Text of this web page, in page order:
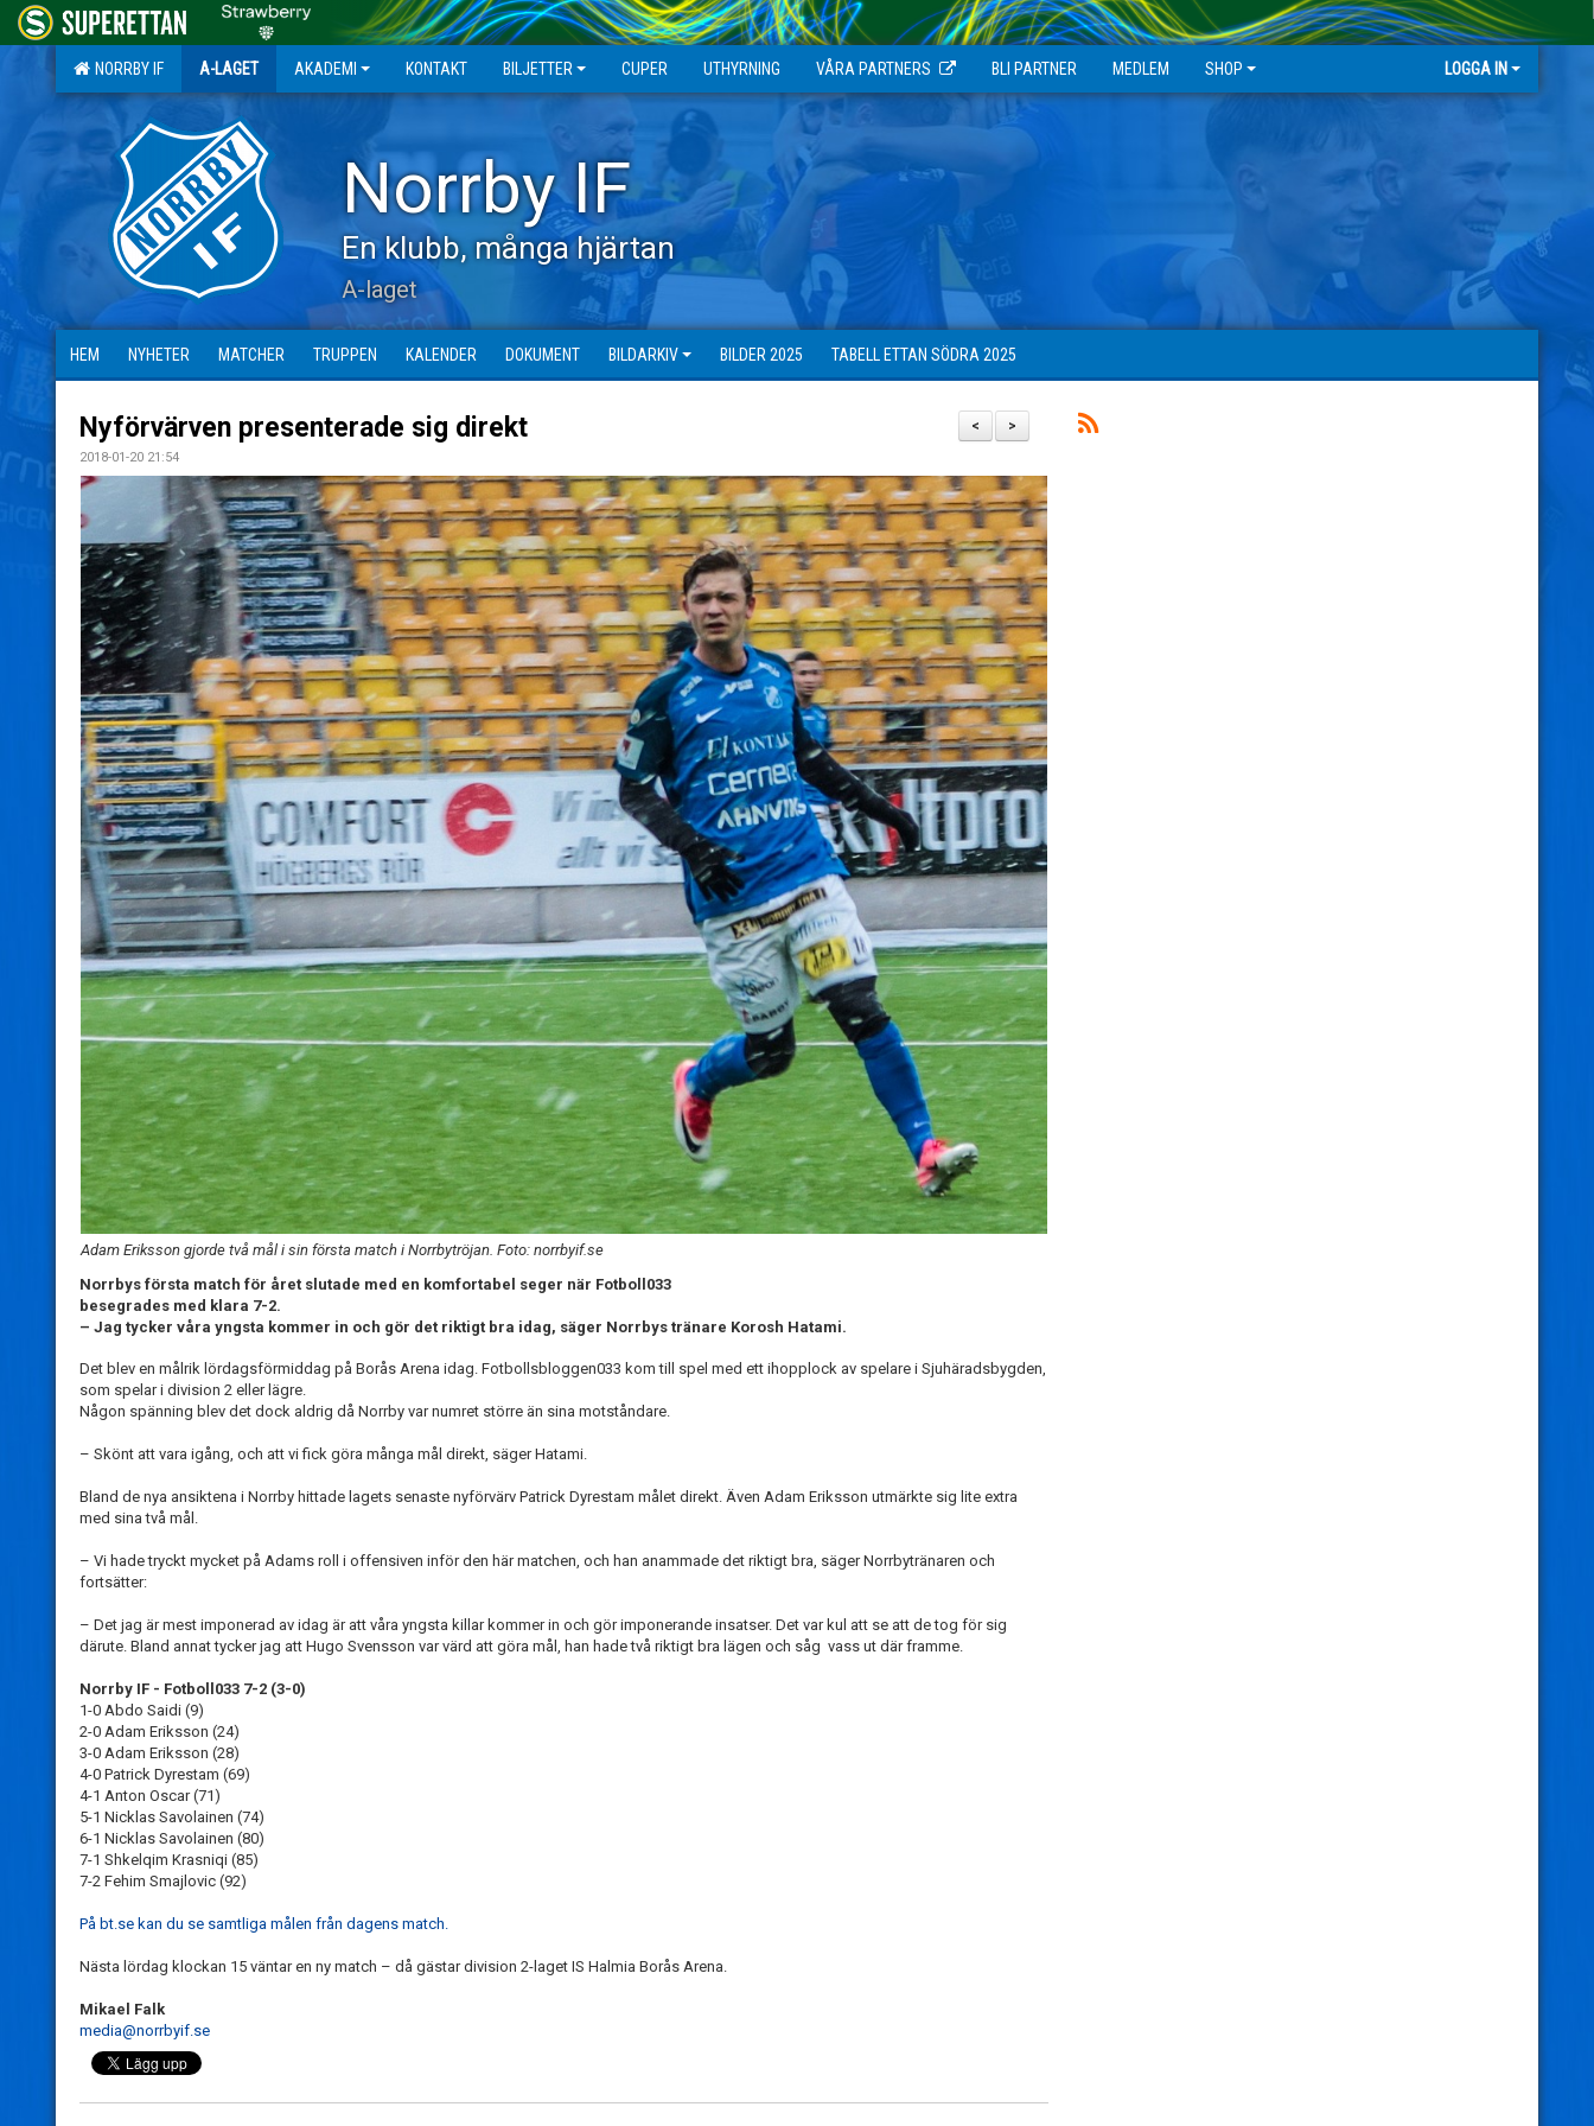
NORRBY IF A-LAGET AKADEMI KONTAKT BILJETTER CUPER UTHYRNING VÅRA PARTNERS BLI PARTNER MEDLEM SHOP LOGGA IN
Norrby IF
En klubb, många hjärtan
A-laget
HEM NYHETER MATCHER TRUPPEN KALENDER DOKUMENT BILDARKIV BILDER 2025 TABELL ETTAN SÖDRA 2025
>
<
Nyförvärven presenterade sig direkt
2018-01-20 21:54
Adam Eriksson gjorde två mål i sin första match i Norrbytröjan. Foto: norrbyif.se
Norrbys första match för året slutade med en komfortabel seger när Fotboll033
besegrades med klara 7-2.
– Jag tycker våra yngsta kommer in och gör det riktigt bra idag, säger Norrbys tränare Korosh Hatami.
Det blev en målrik lördagsförmiddag på Borås Arena idag. Fotbollsbloggen033 kom till spel med ett ihopplock av spelare i Sjuhäradsbygden,
som spelar i division 2 eller lägre.
Någon spänning blev det dock aldrig då Norrby var numret större än sina motståndare.
– Skönt att vara igång, och att vi fick göra många mål direkt, säger Hatami.
Bland de nya ansiktena i Norrby hittade lagets senaste nyförvärv Patrick Dyrestam målet direkt. Även Adam Eriksson utmärkte sig lite extra
med sina två mål.
– Vi hade tryckt mycket på Adams roll i offensiven inför den här matchen, och han anammade det riktigt bra, säger Norrbytränaren och
fortsätter:
– Det jag är mest imponerad av idag är att våra yngsta killar kommer in och gör imponerande insatser. Det var kul att se att de tog för sig
därute. Bland annat tycker jag att Hugo Svensson var värd att göra mål, han hade två riktigt bra lägen och såg vass ut där framme.
Norrby IF - Fotboll033 7-2 (3-0)
1-0 Abdo Saidi (9)
2-0 Adam Eriksson (24)
3-0 Adam Eriksson (28)
4-0 Patrick Dyrestam (69)
4-1 Anton Oscar (71)
5-1 Nicklas Savolainen (74)
6-1 Nicklas Savolainen (80)
7-1 Shkelqim Krasniqi (85)
7-2 Fehim Smajlovic (92)
På bt.se kan du se samtliga målen från dagens match.
Nästa lördag klockan 15 väntar en ny match – då gästar division 2-laget IS Halmia Borås Arena.
Mikael Falk
media@norrbyif.se